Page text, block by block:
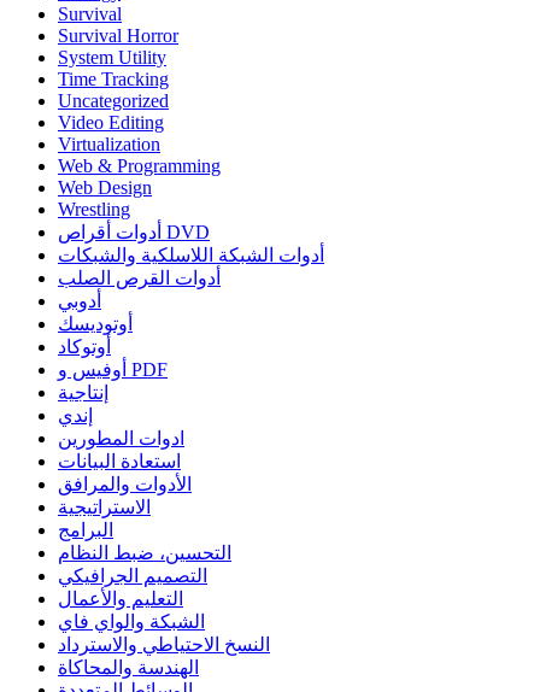
Survival
Survival Horror
System Utility
Time Tracking
Uncategorized
Video Editing
Virtualization
Web & Programming
Web Design
Wrestling
أدوات أقراص DVD
أدوات الشبكة اللاسلكية والشبكات
أدوات القرص الصلب
أدوبي
أوتوديسك
أوتوكاد
أوفيس و PDF
إنتاجية
إندي
ادوات المطورين
استعادة البيانات
الأدوات والمرافق
الاستراتيجية
البرامج
التحسين، ضبط النظام
التصميم الجرافيكي
التعليم والأعمال
الشبكة والواي فاي
النسخ الاحتياطي والاسترداد
الهندسة والمحاكاة